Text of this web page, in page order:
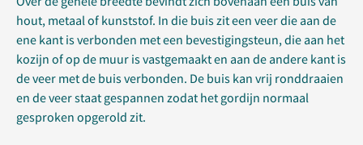
hout, metaal of kunststof. In die buis zit een veer die aan de
ene kant is verbonden met een bevestigingsteun, die aan het
kozijn of op de muur is vastgemaakt en aan de andere kant is
de veer met de buis verbonden. De buis kan vrij ronddraaien
en de veer staat gespannen zodat het gordijn normaal
gesproken opgerold zit.